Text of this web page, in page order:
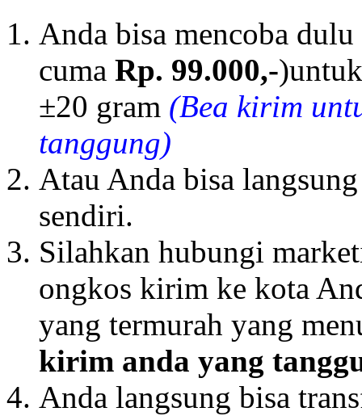
Anda bisa mencoba dulu
cuma Rp. 99.000,-
±20 gram (Bea kirim
tanggung)
Atau Anda bisa
sendiri.
Silahkan hubungi
ongkos kirim ke kota
yang termurah yang
kirim anda yang
Anda langsung bisa